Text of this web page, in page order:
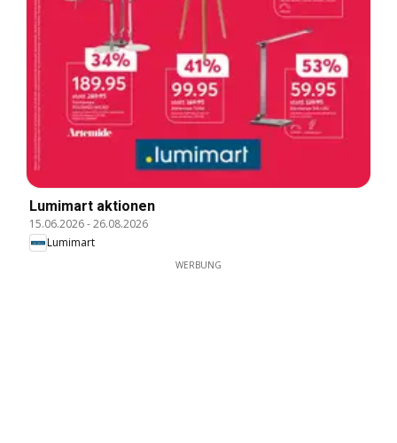
Lumimart aktionen
15.06.2026-26.08.2026
Lumimart
WERBUNG